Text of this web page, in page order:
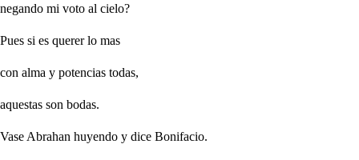
negando mi voto al cielo?
Pues si es querer lo mas
con alma y potencias todas,
aquestas son bodas.
Vase Abrahan huyendo y dice Bonifacio.